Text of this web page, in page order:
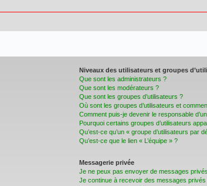
Niveaux des utilisateurs et groupes
Que sont les administrateurs ?
Que sont les modérateurs ?
Que sont les groupes d’utilisateurs ?
Où sont les groupes d’utilisateurs et
Comment puis-je devenir le responsable
Pourquoi certains groupes d’utilisateurs
Qu’est-ce qu’un « groupe d’utilisateurs par
Qu’est-ce que le lien « L’équipe » ?
Messagerie privée
Je ne peux pas envoyer de messages
Je continue à recevoir des messages privés